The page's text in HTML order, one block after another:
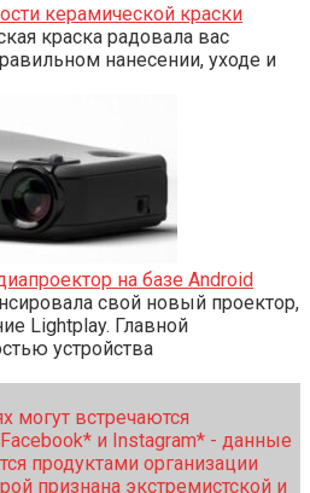
керамической краски
краска радовала вас
нанесении, уходе и
на базе Android
свой новый проектор,
Lightplay. Главной
устройства
могут встречаются
и Instagram* - данные
продуктами организации
признана экстремистской и